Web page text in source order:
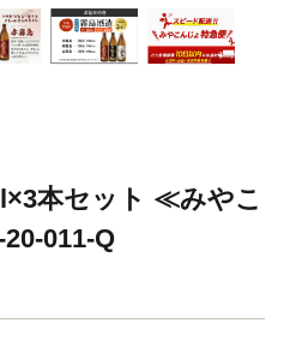
本セット ≪みやこ
011-Q